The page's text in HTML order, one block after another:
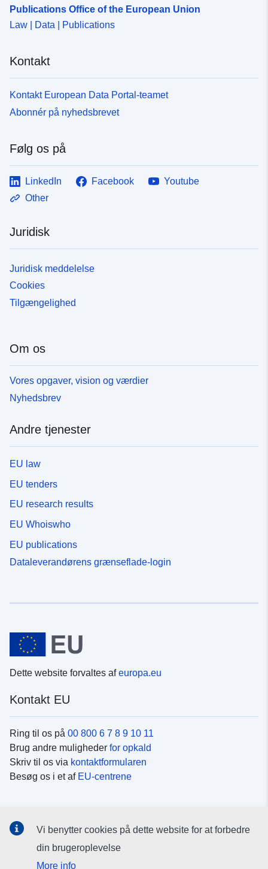
Publications Office of the European Union
Law | Data | Publications
Kontakt
Kontakt European Data Portal-teamet
Abonnér på nyhedsbrevet
Følg os på
LinkedIn Facebook
Youtube
Other
Juridisk
Juridisk meddelelse
Cookies
Tilgængelighed
Om os
Vores opgaver, vision og værdier
Nyhedsbrev
Andre tjenester
EU law
EU tenders
EU research results
EU Whoiswho
EU publications
Dataleverandørens grænseflade-login
Dette website forvaltes afeuropa.eu
Kontakt EU
Ring til os på 00 800 6 7 8 9 10 11
Brug andre muligheder for opkald
Skriv til os via kontaktformularen
Besøg os i et af EU-centrene
Søg efter EU's sider påsociale medier
Vi benytter cookies på dette website for at forbedre
din brugeroplevelse
More info